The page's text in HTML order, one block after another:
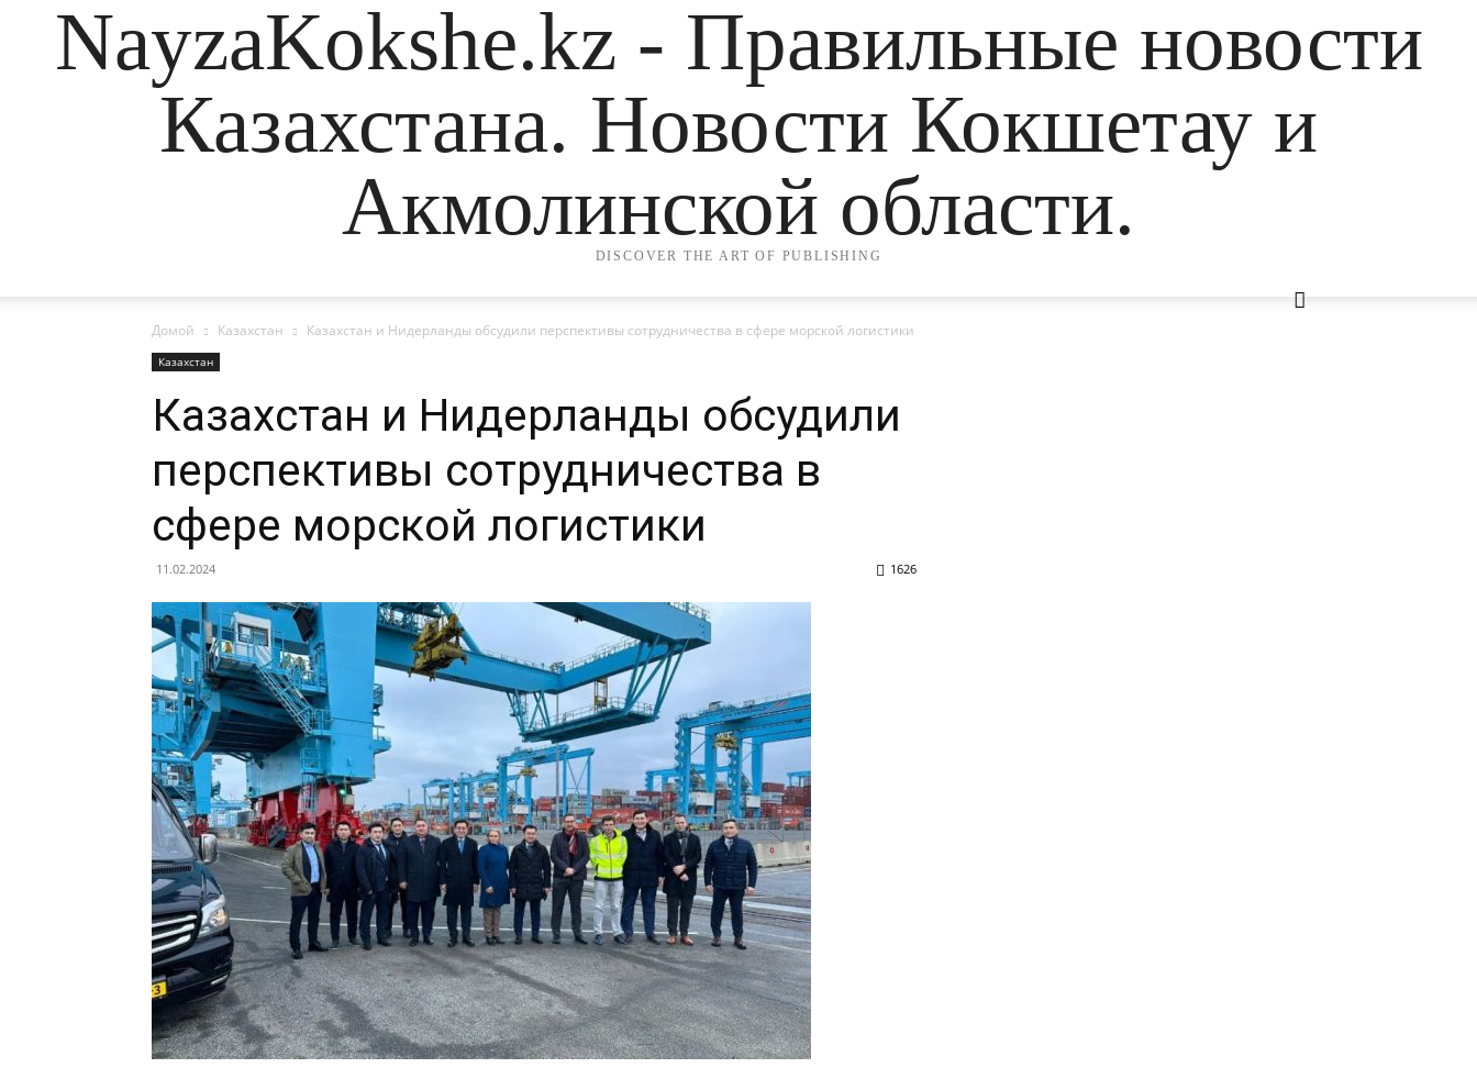
NayzaKokshe.kz - Правильные новости
Казахстана. Новости Кокшетау и
Акмолинской области.
DISCOVER THE ART OF PUBLISHING
Домой Казахстан Казахстан и Нидерланды обсудили перспективы сотрудничества в сфере морской логистики
Казахстан
Казахстан и Нидерланды обсудили
перспективы сотрудничества в
сфере морской логистики
11.02.2024 1626